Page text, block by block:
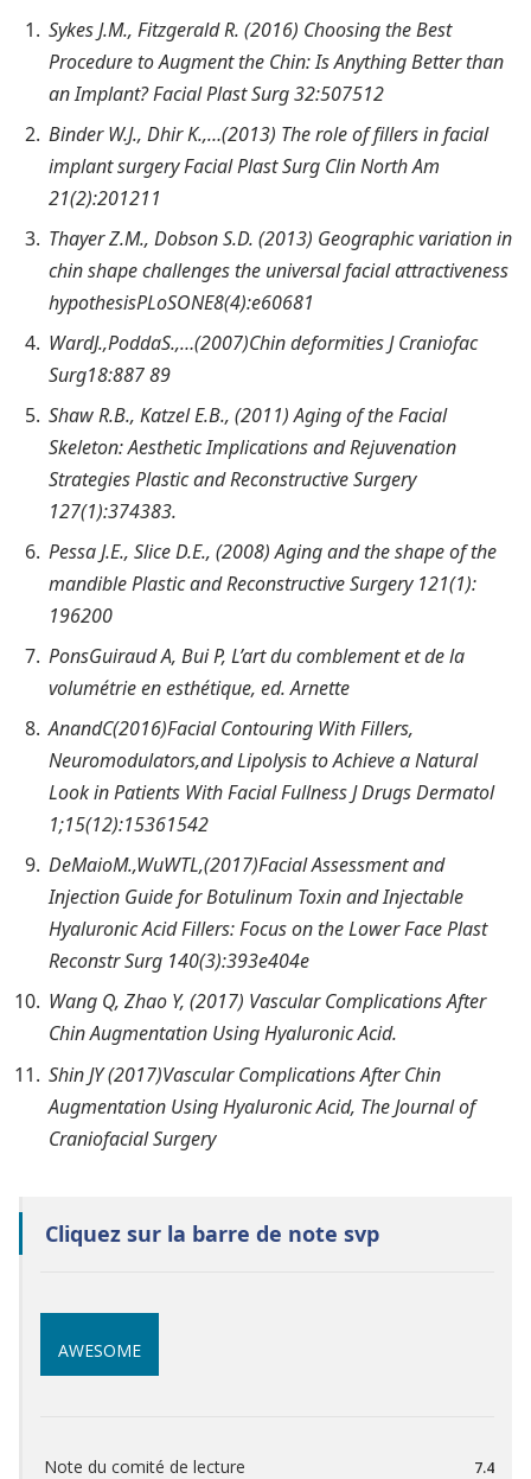
Sykes J.M., Fitzgerald R. (2016) Choosing the Best
Procedure to Augment the Chin: Is Anything Better than
an Implant? Facial Plast Surg 32:507­512
Binder W.J., Dhir K.,…(2013) The role of fillers in facial
implant surgery Facial Plast Surg Clin North Am
21(2):201­211
Thayer Z.M., Dobson S.D. (2013) Geographic variation in
chin shape challenges the universal facial attractiveness
hypothesisPLoSONE8(4):e60681
WardJ.,PoddaS.,…(2007)Chin deformities J Craniofac
Surg18:887­ 89
Shaw R.B., Katzel E.B., (2011) Aging of the Facial
Skeleton: Aesthetic Implications and Rejuvenation
Strategies Plastic and Reconstructive Surgery
127(1):374­383.
Pessa J.E., Slice D.E., (2008) Aging and the shape of the
mandible Plastic and Reconstructive Surgery 121(1):
196­200
Pons­Guiraud A, Bui P, L’art du comblement et de la
volumétrie en esthétique, ed. Arnette
AnandC(2016)Facial Contouring With Fillers,
Neuromodulators,and Lipolysis to Achieve a Natural
Look in Patients With Facial Fullness J Drugs Dermatol
1;15(12):1536­1542
DeMaioM.,WuWTL,(2017)Facial Assessment and
Injection Guide for Botulinum Toxin and Injectable
Hyaluronic Acid Fillers: Focus on the Lower Face Plast
Reconstr Surg 140(3):393e­404e
Wang Q, Zhao Y, (2017) Vascular Complications After
Chin Augmentation Using Hyaluronic Acid.
Shin JY (2017)Vascular Complications After Chin
Augmentation Using Hyaluronic Acid, The Journal of
Craniofacial Surgery
Cliquez sur la barre de note svp
AWESOME
Note du comité de lecture 7.4